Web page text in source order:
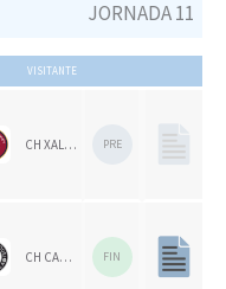
JORNADA 11
VISITANTE
CH XALOC PRE
CH CARPESA FIN